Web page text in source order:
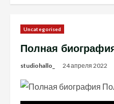
Uncategorised
Полная
studiohallo_ 24 апреля 2022